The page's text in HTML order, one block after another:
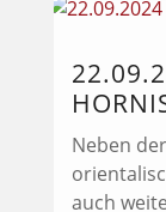
Neben
auch